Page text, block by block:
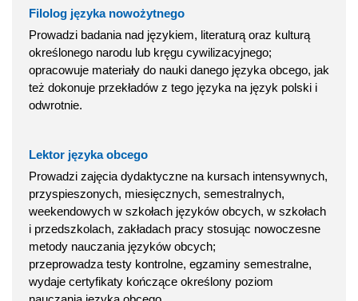
Filolog języka nowożytnego
Prowadzi badania nad językiem, literaturą oraz kulturą
określonego narodu lub kręgu cywilizacyjnego;
opracowuje materiały do nauki danego języka obcego, jak
też dokonuje przekładów z tego języka na język polski i
odwrotnie.
Lektor języka obcego
Prowadzi zajęcia dydaktyczne na kursach intensywnych,
przyspieszonych, miesięcznych, semestralnych,
weekendowych w szkołach języków obcych, w szkołach
i przedszkolach, zakładach pracy stosując nowoczesne
metody nauczania języków obcych;
przeprowadza testy kontrolne, egzaminy semestralne,
wydaje certyfikaty kończące określony poziom